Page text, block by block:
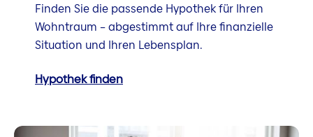
Finden Sie die passende Hypothek für Ihren
Wohntraum – abgestimmt auf Ihre finanzielle
Situation und Ihren Lebensplan.
Hypothek finden